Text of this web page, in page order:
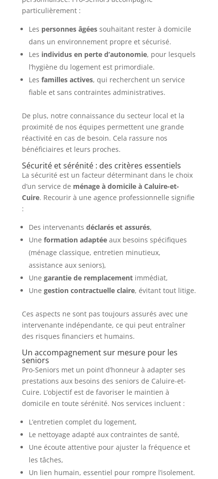
particulièrement :
Les personnes âgéessouhaitant rester à domicile
dans un environnement propre et sécurisé.
Les individus en perte d’autonomie, pour lesquels
l’hygiène du logement est primordiale.
Les familles actives, qui recherchent un service
fiable et sans contraintes administratives.
De plus, notre connaissance du secteur local et la
proximité de nos équipes permettent une grande
réactivité en cas de besoin. Cela rassure nos
bénéficiaires et leurs proches.
Sécurité et sérénité : des critères essentiels
La sécurité est un facteur déterminant dans le choix
d’un service de ménage à domicile à Caluire-et-
Cuire. Recourir à une agence professionnelle signifie
:
Des intervenants déclarés et assurés,
Une formation adaptéeaux besoins spécifiques
(ménage classique, entretien minutieux,
assistance aux seniors),
Une garantie de remplacementimmédiat,
Une gestion contractuelle claire, évitant tout litige.
Ces aspects ne sont pas toujours assurés avec une
intervenante indépendante, ce qui peut entraîner
des risques financiers et humains.
Un accompagnement sur mesure pour les
seniors
Pro-Seniors met un point d’honneur à adapter ses
prestations aux besoins des seniors de Caluire-et-
Cuire. L’objectif est de favoriser le maintien à
domicile en toute sérénité. Nos services incluent :
L’entretien complet du logement,
Le nettoyage adapté aux contraintes de santé,
Une écoute attentive pour ajuster la fréquence et
les tâches,
Un lien humain, essentiel pour rompre l’isolement.